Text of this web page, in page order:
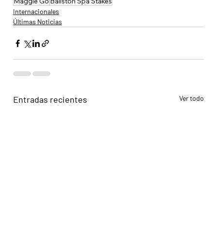
Internacionales
Últimas Noticias
Entradas recientes Ver todo